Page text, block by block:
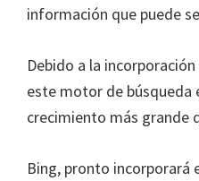
información que puede
Debido a la
este motor de búsqueda
crecimiento más grande
Bing, pronto incorporará